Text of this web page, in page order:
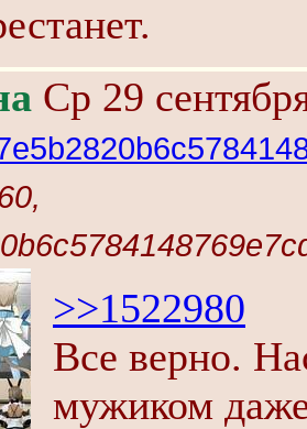
Ср 29
>>1522980
Все верно.
мужиком